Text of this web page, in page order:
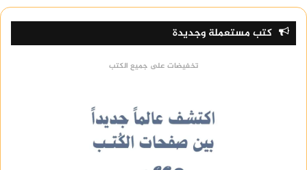
كتب مستعملة وجديدة
تخفيضات على جميع الكتب